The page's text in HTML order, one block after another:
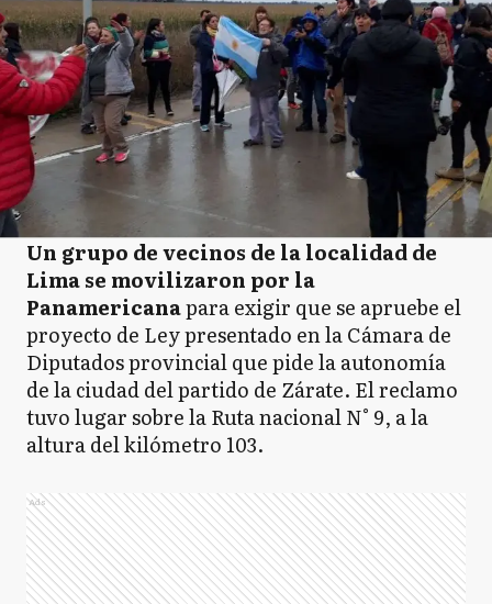
Un grupo de vecinos de la localidad de
Lima se movilizaron por la
Panamericanapara exigir que se apruebe el
proyecto de Ley presentado en la Cámara de
Diputados provincial que pide la autonomía
de la ciudad del partido de Zárate. El reclamo
tuvo lugar sobre la Ruta nacional N° 9, a la
altura del kilómetro 103.
Ads